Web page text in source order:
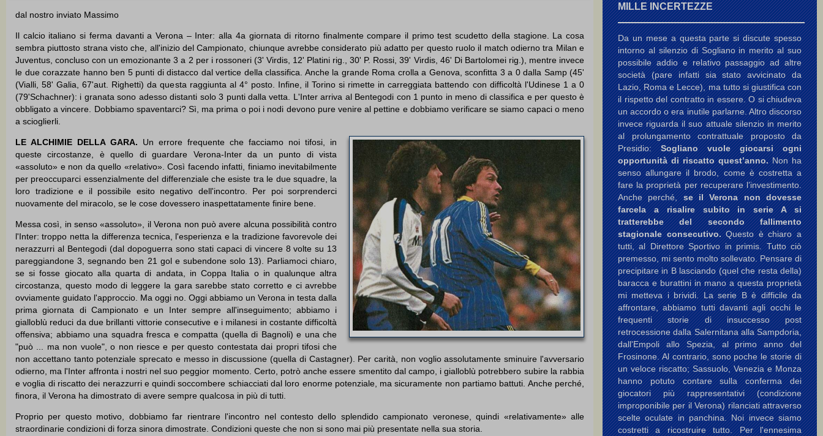
dal nostro inviato Massimo
Il calcio italiano si ferma davanti a Verona – Inter: alla 4a giornata di ritorno finalmente compare il primo test scudetto della stagione. La cosa
sembra piuttosto strana visto che, all'inizio del Campionato, chiunque avrebbe considerato più adatto per questo ruolo il match odierno tra Milan e
Juventus, concluso con un emozionante 3 a 2 per i rossoneri (3' Virdis, 12' Platini rig., 30' P. Rossi, 39' Virdis, 46' Di Bartolomei rig.), mentre invece
le due corazzate hanno ben 5 punti di distacco dal vertice della classifica. Anche la grande Roma crolla a Genova, sconfitta 3 a 0 dalla Samp (45'
(Vialli, 58' Galia, 67'aut. Righetti) da questa raggiunta al 4° posto. Infine, il Torino si rimette in carreggiata battendo con difficoltà l'Udinese 1 a 0
(79'Schachner): i granata sono adesso distanti solo 3 punti dalla vetta. L'Inter arriva al Bentegodi con 1 punto in meno di classifica e per questo è
obbligato a vincere. Dobbiamo spaventarci? Sì, ma prima o poi i nodi devono pure venire al pettine e dobbiamo verificare se siamo capaci o meno
a scioglierli.
LE ALCHIMIE DELLA GARA. Un errore frequente che facciamo noi tifosi, in
queste circostanze, è quello di guardare Verona-Inter da un punto di vista
«assoluto» e non da quello «relativo». Così facendo infatti, finiamo inevitabilmente
per preoccuparci essenzialmente del differenziale che esiste tra le due squadre, la
loro tradizione e il possibile esito negativo dell'incontro. Per poi sorprenderci
nuovamente del miracolo, se le cose dovessero inaspettatamente finire bene.
Messa così, in senso «assoluto», il Verona non può avere alcuna possibilità contro
l'Inter: troppo netta la differenza tecnica, l'esperienza e la tradizione favorevole dei
nerazzurri al Bentegodi (dal dopoguerra sono stati capaci di vincere 8 volte su 13
pareggiandone 3, segnando ben 21 gol e subendone solo 13). Parliamoci chiaro,
se si fosse giocato alla quarta di andata, in Coppa Italia o in qualunque altra
circostanza, questo modo di leggere la gara sarebbe stato corretto e ci avrebbe
ovviamente guidato l'approccio. Ma oggi no. Oggi abbiamo un Verona in testa dalla
prima giornata di Campionato e un Inter sempre all'inseguimento; abbiamo i
gialloblù reduci da due brillanti vittorie consecutive e i milanesi in costante difficoltà
offensiva; abbiamo una squadra fresca e compatta (quella di Bagnoli) e una che
"può ... ma non vuole", o non riesce e per questo contestata dai propri tifosi che
non accettano tanto potenziale sprecato e messo in discussione (quella di Castagner). Per carità, non voglio assolutamente sminuire l'avversario
odierno, ma l'Inter affronta i nostri nel suo peggior momento. Certo, potrò anche essere smentito dal campo, i gialloblù potrebbero subire la rabbia
e voglia di riscatto dei nerazzurri e quindi soccombere schiacciati dal loro enorme potenziale, ma sicuramente non partiamo battuti. Anche perché,
finora, il Verona ha dimostrato di avere sempre qualcosa in più di tutti.
Proprio per questo motivo, dobbiamo far rientrare l'incontro nel contesto dello splendido campionato veronese, quindi «relativamente» alle
straordinarie condizioni di forza sinora dimostrate. Condizioni queste che non si sono mai più presentate nella sua storia.
MILLE INCERTEZZE
Da un mese a questa parte si discute spesso
intorno al silenzio di Sogliano in merito al suo
possibile addio e relativo passaggio ad altre
società (pare infatti sia stato avvicinato da
Lazio, Roma e Lecce), ma tutto si giustifica con
il rispetto del contratto in essere. O si chiudeva
un accordo o era inutile parlarne. Altro discorso
invece riguarda il suo attuale silenzio in merito
al prolungamento contrattuale proposto da
Presidio:Sogliano vuole giocarsi ogni
opportunità di riscatto quest’anno.Non ha
senso allungare il brodo, come è costretta a
fare la proprietà per recuperare l’investimento.
Anche perché,se il Verona non dovesse
farcela a risalire subito in serie A si
tratterebbe del secondo fallimento
stagionale consecutivo.Questo è chiaro a
tutti, al Direttore Sportivo in primis. Tutto ciò
premesso, mi sento molto sollevato. Pensare di
precipitare in B lasciando (quel che resta della)
baracca e burattini in mano a questa proprietà
mi metteva i brividi. La serie B è difficile da
affrontare, abbiamo tutti davanti agli occhi le
frequenti storie di insuccesso post
retrocessione dalla Salernitana alla Sampdoria,
dall'Empoli allo Spezia, al primo anno del
Frosinone. Al contrario, sono poche le storie di
un veloce riscatto; Sassuolo, Venezia e Monza
hanno potuto contare sulla conferma dei
giocatori più rappresentativi (condizione
improponibile per il Verona) rilanciati attraverso
scelte oculate in panchina. Noi invece siamo
costretti a ricostruire tutto. Per l'ennesima